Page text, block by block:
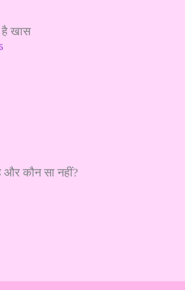
है खास
और कौन सा नहीं?